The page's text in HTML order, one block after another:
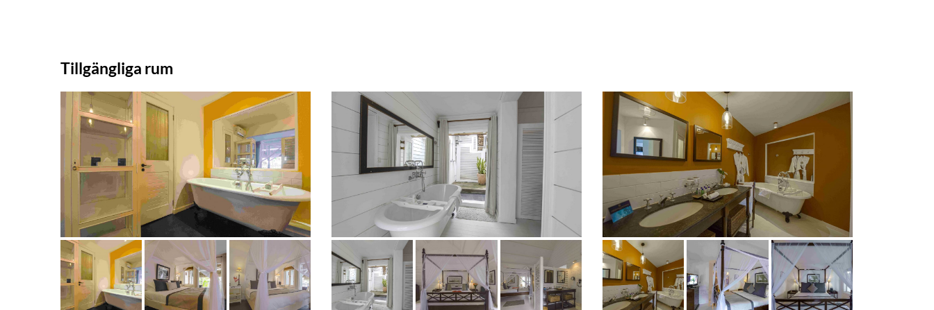
Tillgängliga rum